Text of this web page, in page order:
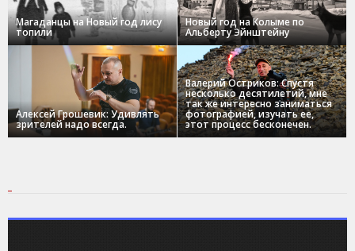
Магаданцы на Новый год лису
топили
Новый год на Колыме по
Альберту Эйнштейну
Алексей Грошевик: Удивлять
зрителей надо всегда.
Валерий Остриков: Спустя
несколько десятилетий, мне
так же интересно заниматься
фотографией, изучать ее,
этот процесс бесконечен.